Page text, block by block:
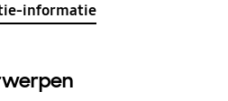
informatie